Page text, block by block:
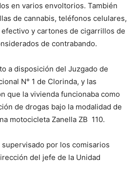
en varios envoltorios. También
de cannabis, teléfonos celulares,
y cartones de cigarrillos de
de contrabando.
a disposición del Juzgado de
N° 1 de Clorinda, y las
que la vivienda funcionaba como
de drogas bajo la modalidad de
motocicleta Zanella ZB 110.
por los comisarios
del jefe de la Unidad